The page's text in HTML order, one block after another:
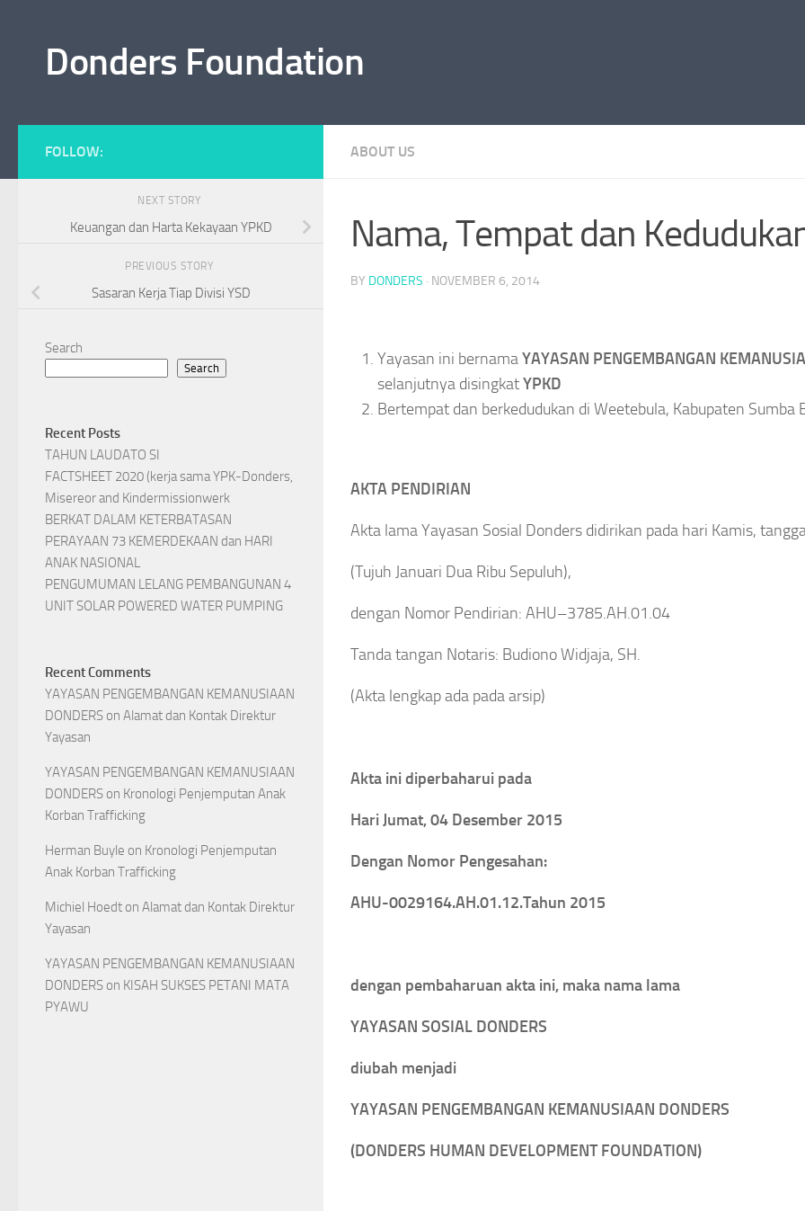
Donders Foundation
ABOUT US
Nama, Tempat dan
BY DONDERS · NOVEMBER 6, 2014
Yayasan ini bernamaYAYASAN PENGEMBANGAN
selanjutnya disingkatYPKD
Bertempat dan berkedudukan di Weetebula, Kabupaten Sumba
AKTA PENDIRIAN
Akta lama Yayasan Sosial Donders didirikan pada hari Kamis,
(Tujuh Januari Dua Ribu Sepuluh),
dengan Nomor Pendirian: AHU–3785.AH.01.04
Tanda tangan Notaris: Budiono Widjaja, SH.
(Akta lengkap ada pada arsip)
Akta ini diperbaharui pada
Hari Jumat, 04 Desember 2015
Dengan Nomor Pengesahan:
AHU-0029164.AH.01.12.Tahun 2015
dengan pembaharuan akta ini, maka nama lama
YAYASAN SOSIAL DONDERS
diubah menjadi
YAYASAN PENGEMBANGAN KEMANUSIAAN DONDERS
(DONDERS HUMAN DEVELOPMENT FOUNDATION)
FOLLOW:
NEXT STORY
Keuangan dan Harta Kekayaan YPKD
PREVIOUS STORY
Sasaran Kerja Tiap Divisi YSD
Search
Search
Recent Posts
TAHUN LAUDATO SI
FACTSHEET 2020 (kerja sama YPK-Donders,
Misereor and Kindermissionwerk
BERKAT DALAM KETERBATASAN
PERAYAAN 73 KEMERDEKAAN dan HARI
ANAK NASIONAL
PENGUMUMAN LELANG PEMBANGUNAN 4
UNIT SOLAR POWERED WATER PUMPING
Recent Comments
YAYASAN PENGEMBANGAN KEMANUSIAAN
DONDERS on Alamat dan Kontak Direktur
Yayasan
YAYASAN PENGEMBANGAN KEMANUSIAAN
DONDERS on Kronologi Penjemputan Anak
Korban Trafficking
Herman Buyle on Kronologi Penjemputan
Anak Korban Trafficking
Michiel Hoedt on Alamat dan Kontak Direktur
Yayasan
YAYASAN PENGEMBANGAN KEMANUSIAAN
DONDERS on KISAH SUKSES PETANI MATA
PYAWU